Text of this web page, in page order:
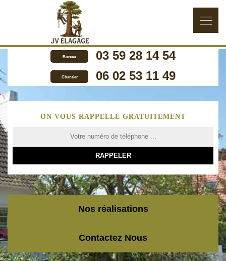
Bureau 03 59 28 14 54
Chantier 06 02 53 11 49
ON VOUS RAPPELLE GRATUITEMENT
Nos réalisations
Contactez Nous